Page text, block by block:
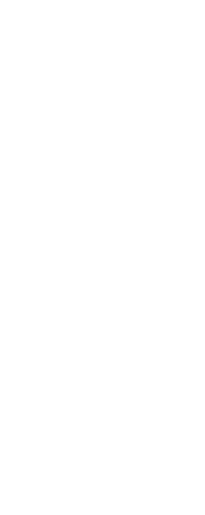
von 0 von 5 Sternen